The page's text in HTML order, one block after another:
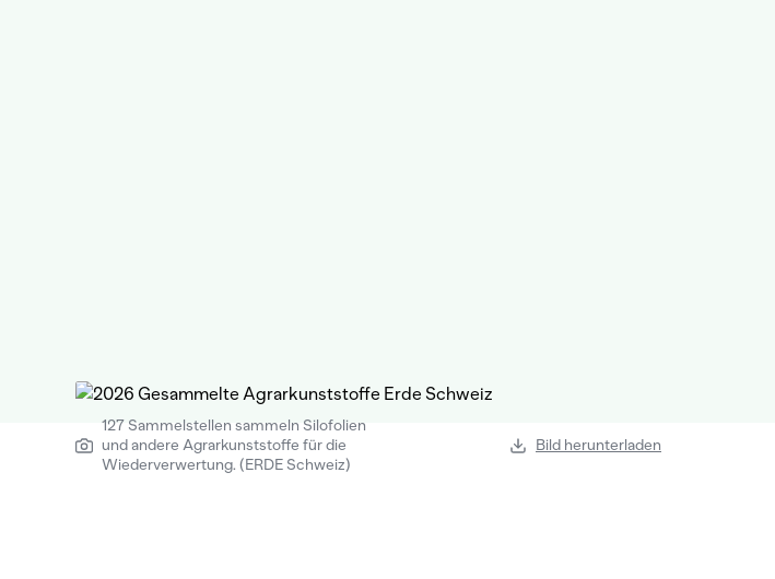
127 Sammelstellen sammeln Silofolien
und andere Agrarkunststoffe für die
Wiederverwertung. (ERDE Schweiz)
Bild herunterladen